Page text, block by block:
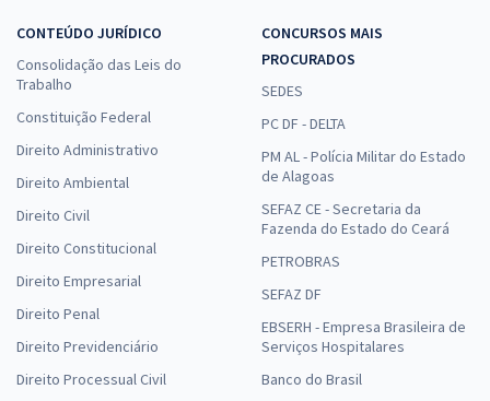
CONTEÚDO JURÍDICO
Consolidação das Leis do
Trabalho
Constituição Federal
Direito Administrativo
Direito Ambiental
Direito Civil
Direito Constitucional
Direito Empresarial
Direito Penal
Direito Previdenciário
Direito Processual Civil
CONCURSOS MAIS
PROCURADOS
SEDES
PC DF - DELTA
PM AL - Polícia Militar do Estado
de Alagoas
SEFAZ CE - Secretaria da
Fazenda do Estado do Ceará
PETROBRAS
SEFAZ DF
EBSERH - Empresa Brasileira de
Serviços Hospitalares
Banco do Brasil